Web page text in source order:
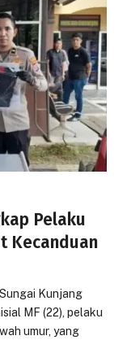
Pelaku
Kecanduan
Kunjang
MF (22), pelaku
umur, yang